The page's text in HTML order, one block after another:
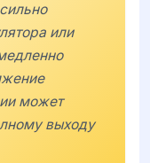
или
может
выходу